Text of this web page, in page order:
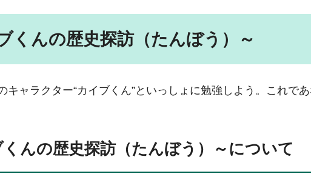
くんの歴史探訪（たんぼう）～
ャラクター“カイブくん”といっしょに勉強しよう。これで
んの歴史探訪（たんぼう）～について